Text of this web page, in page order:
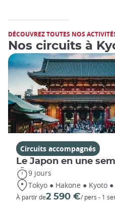
DÉCOUVREZ TOUTES NOS
Nos circuits à
Circuits accompagnés
Le Japon en une
9 jours
Tokyo ● Hakone ● Kyoto ●
À partir de2 590 €/ pers - 1